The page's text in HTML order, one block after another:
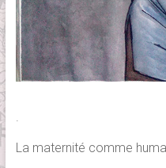
.
La maternité comme